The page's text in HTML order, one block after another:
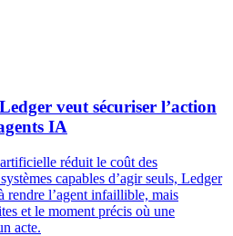
veut sécuriser l’action
IA
réduit le coût des
capables d’agir seuls, Ledger
rendre l’agent infaillible, mais
et le moment précis où une
acte.